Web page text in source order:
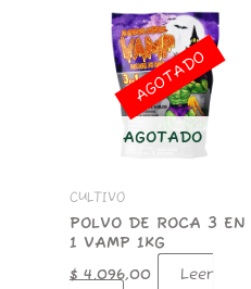
AGOTADO
CULTIVO
POLVO DE ROCA 3 EN
1 VAMP 1KG
$4.096,00
Leer
AGOTADO